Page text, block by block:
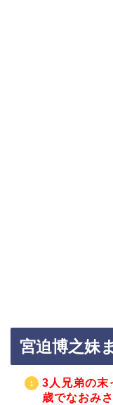
宮迫博之妹
3人兄弟の末
歳でなおみ